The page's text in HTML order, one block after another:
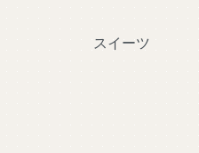
スイーツ